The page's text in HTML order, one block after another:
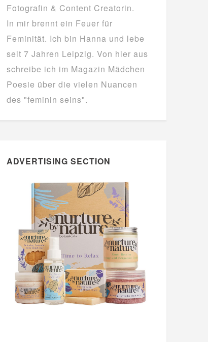
Fotografin & Content Creatorin.
In mir brennt ein Feuer für
Feminität. Ich bin Hanna und lebe
seit 7 Jahren Leipzig. Von hier aus
schreibe ich im Magazin Mädchen
Poesie über die vielen Nuancen
des "feminin seins".
ADVERTISING SECTION